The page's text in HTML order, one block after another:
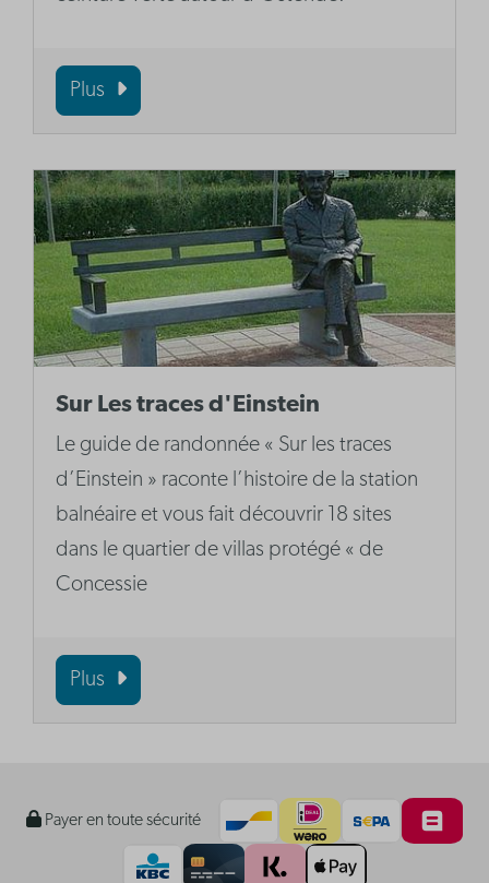
Plus
Sur Les traces d'Einstein
Le guide de randonnée « Sur les traces
d’Einstein » raconte l’histoire de la station
balnéaire et vous fait découvrir 18 sites
dans le quartier de villas protégé « de
Concessie
Plus
Payer en toute sécurité